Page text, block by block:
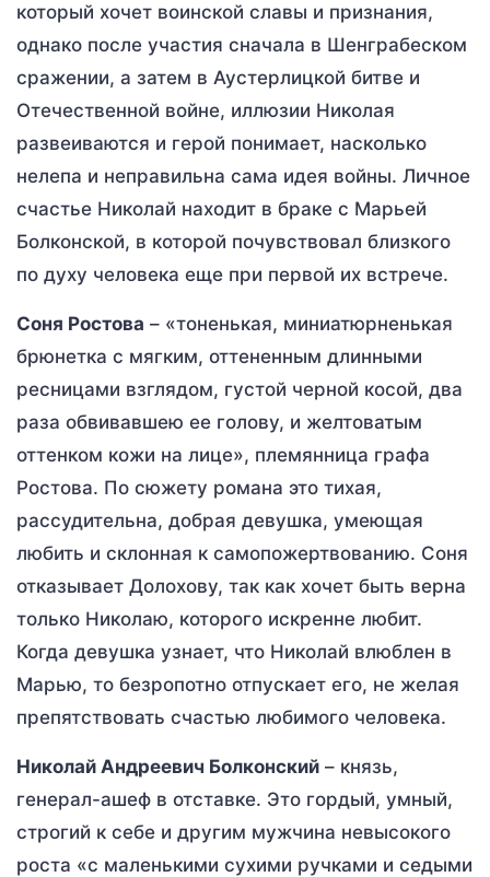
который хочет воинской славы и признания,
однако после участия сначала в Шенграбеском
сражении, а затем в Аустерлицкой битве и
Отечественной войне, иллюзии Николая
развеиваются и герой понимает, насколько
нелепа и неправильна сама идея войны. Личное
счастье Николай находит в браке с Марьей
Болконской, в которой почувствовал близкого
по духу человека еще при первой их встрече.
Соня Ростова – «тоненькая, миниатюрненькая
брюнетка с мягким, оттененным длинными
ресницами взглядом, густой черной косой, два
раза обвивавшею ее голову, и желтоватым
оттенком кожи на лице», племянница графа
Ростова. По сюжету романа это тихая,
рассудительна, добрая девушка, умеющая
любить и склонная к самопожертвованию. Соня
отказывает Долохову, так как хочет быть верна
только Николаю, которого искренне любит.
Когда девушка узнает, что Николай влюблен в
Марью, то безропотно отпускает его, не желая
препятствовать счастью любимого человека.
Николай Андреевич Болконский – князь,
генерал-ашеф в отставке. Это гордый, умный,
строгий к себе и другим мужчина невысокого
роста «с маленькими сухими ручками и седыми